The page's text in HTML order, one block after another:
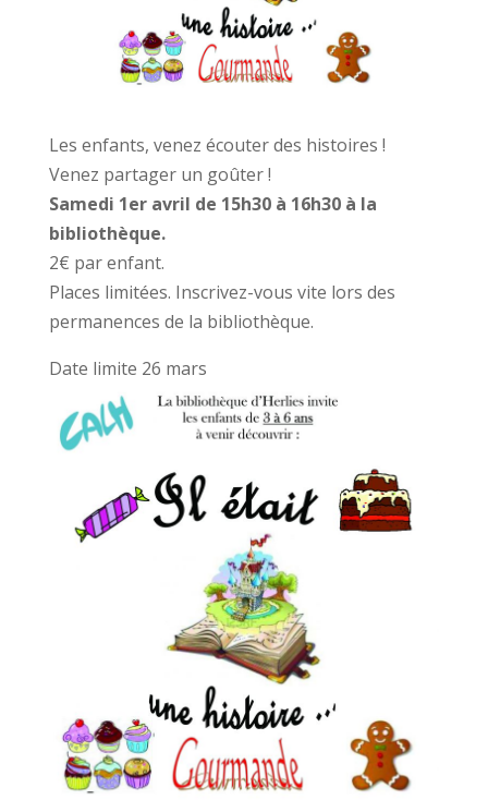
Les enfants, venez écouter des histoires !
Venez partager un goûter !
Samedi 1er avril de 15h30 à 16h30 à la
bibliothèque.
2€ par enfant.
Places limitées. Inscrivez-vous vite lors des
permanences de la bibliothèque.
Date limite 26 mars